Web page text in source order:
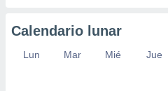
Calendario lunar
Lun Mar Mié Jue